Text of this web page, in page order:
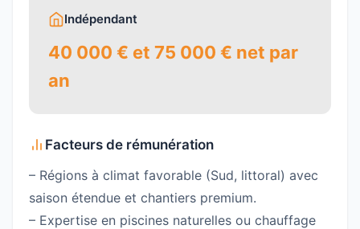
Indépendant
40 000 € et 75 000 € net par
an
Facteurs de rémunération
– Régions à climat favorable (Sud, littoral) avec
saison étendue et chantiers premium.
– Expertise en piscines naturelles ou chauffage